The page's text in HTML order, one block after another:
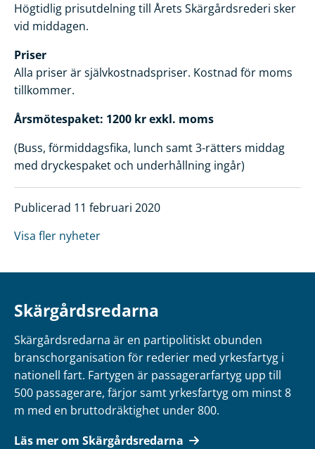
Högtidlig prisutdelning till Årets Skärgårdsrederi sker
vid middagen.
Priser
Alla priser är självkostnadspriser. Kostnad för moms
tillkommer.
Årsmötespaket: 1200 kr exkl. moms
(Buss, förmiddagsfika, lunch samt 3-rätters middag
med dryckespaket och underhållning ingår)
Publicerad 11 februari 2020
Visa fler nyheter
Skärgårdsredarna
Skärgårdsredarna är en partipolitiskt obunden
branschorganisation för rederier med yrkesfartyg i
nationell fart. Fartygen är passagerarfartyg upp till
500 passagerare, färjor samt yrkesfartyg om minst 8
m med en bruttodräktighet under 800.
Läs mer om Skärgårdsredarna